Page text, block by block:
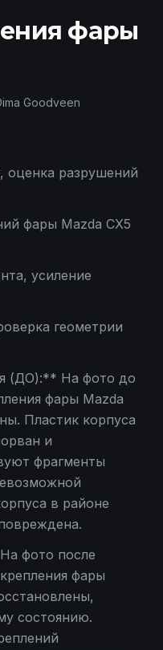
фары
Goodveen
оценка разрушений
фары Mazda CX5
усиление
геометрии
(ДО):** На фото до
фары Mazda
Пластик корпуса
и
фрагменты
в районе
фото после
фары
состоянию.